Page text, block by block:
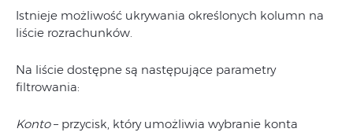
Istnieje możliwość ukrywania określonych kolumn na
liście rozrachunków.
Na liście dostępne są następujące parametry
filtrowania:
Konto– przycisk, który umożliwia wybranie konta